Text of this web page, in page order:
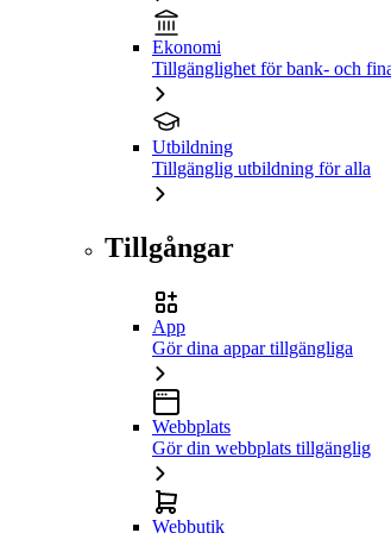
Ekonomi
Tillgänglighet för bank- och
Utbildning
Tillgänglig utbildning för alla
Tillgångar
App
Gör dina appar tillgängliga
Webbplats
Gör din webbplats tillgänglig
Webbutik